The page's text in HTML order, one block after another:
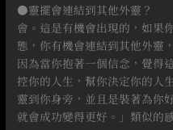
●靈擺會連結到其他外靈？
會。這是有機會出現的，如果
態，你有機會連結到其他外靈
因為當你抱著一個信念，覺得
控你的人生，幫你決定你的人
靈到你身旁，並且是裝著為你
就會成功變得更好。」類似的